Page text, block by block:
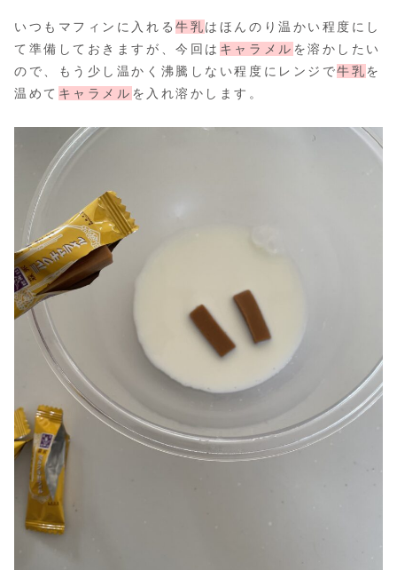
いつもマフィンに入れる牛乳はほんのり温かい程度にし
て準備しておきますが、今回は キャラメル を溶かしたい
ので、もう少し温かく沸騰しない程度にレンジで牛乳を
温めて キャラメル を入れ溶かします。